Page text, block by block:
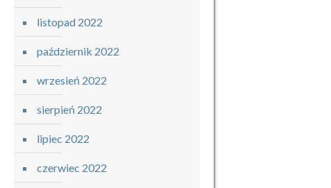
listopad 2022
październik 2022
wrzesień 2022
sierpień 2022
lipiec 2022
czerwiec 2022